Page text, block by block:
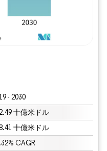
- 2030
十億米ドル
十億米ドル
CAGR